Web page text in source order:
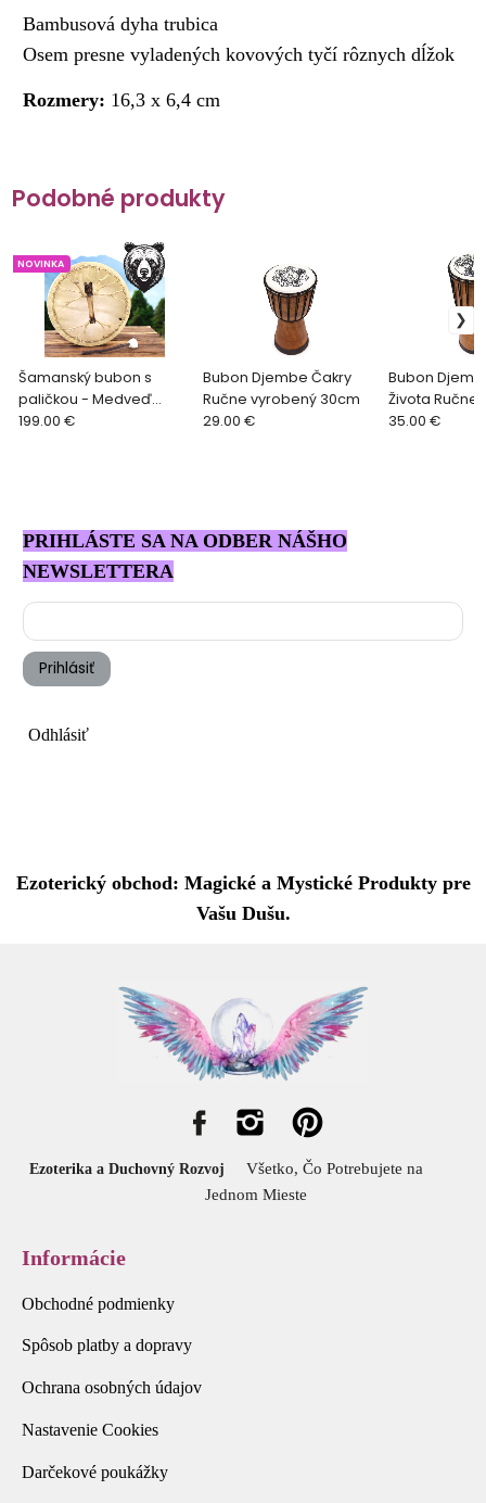
Bambusová dyha trubica
Osem presne vyladených kovových tyčí rôznych dĺžok
Rozmery: 16,3 x 6,4 cm
Podobné produkty
Šamanský bubon s
paličkou - Medveď
40cm
NOVINKA
199.00 €
Bubon Djembe Čakry
Ručne vyrobený 30cm
29.00 €
Bubon
Života Ručne
40cm
35.00 €
PRIHLÁSTE SA NA ODBER NÁŠHO
NEWSLETTERA
Prihlásiť
Odhlásiť
Ezoterický obchod: Magické a Mystické Produkty pre
Vašu Dušu.
Ezoterika a Duchovný Rozvoj
Všetko, Čo Potrebujete na
Jednom Mieste
Informácie
Obchodné podmienky
Spôsob platby a dopravy
Ochrana osobných údajov
Nastavenie Cookies
Darčekové poukážky